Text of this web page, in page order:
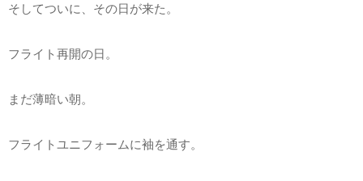
そしてついに、その日が来た。
フライト再開の日。
まだ薄暗い朝。
フライトユニフォームに袖を通す。